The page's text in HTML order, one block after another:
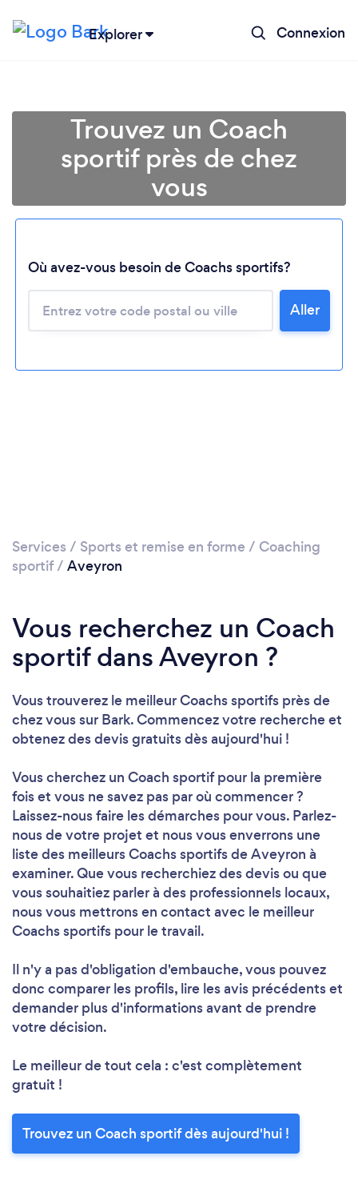
Explorer Connexion
Chargement...
Veuillez patienter...
Trouvez un Coach
sportif près de chez
vous
Où avez-vous besoin de Coachs sportifs?
Aller
Services / Sports et remise en forme / Coaching
sportif/ Aveyron
Vous recherchez un Coach
sportif dans Aveyron ?
Vous trouverez le meilleur Coachs sportifs près de
chez vous sur Bark. Commencez votre recherche et
obtenez des devis gratuits dès aujourd'hui !
Vous cherchez un Coach sportif pour la première
fois et vous ne savez pas par où commencer ?
Laissez-nous faire les démarches pour vous. Parlez-
nous de votre projet et nous vous enverrons une
liste des meilleurs Coachs sportifs de Aveyron à
examiner. Que vous recherchiez des devis ou que
vous souhaitiez parler à des professionnels locaux,
nous vous mettrons en contact avec le meilleur
Coachs sportifs pour le travail.
Il n'y a pas d'obligation d'embauche, vous pouvez
donc comparer les profils, lire les avis précédents et
demander plus d'informations avant de prendre
votre décision.
Le meilleur de tout cela : c'est complètement
gratuit !
Trouvez un Coach sportif dès aujourd'hui !